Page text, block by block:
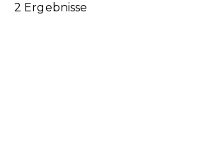
2 Ergebnisse